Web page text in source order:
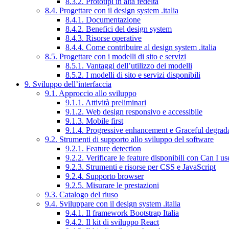
8.4. Progettare con il design system .italia
8.4.1. Documentazione
8.4.2. Benefici del design system
8.4.3. Risorse operative
8.4.4. Come contribuire al design system .italia
8.5. Progettare con i modelli di sito e servizi
8.5.1. Vantaggi dell’utilizzo dei modelli
8.5.2. I modelli di sito e servizi disponibili
9. Sviluppo dell’interfaccia
9.1. Approccio allo sviluppo
9.1.1. Attività preliminari
9.1.2. Web design responsivo e accessibile
9.1.3. Mobile first
9.1.4. Progressive enhancement e Graceful
9.2. Strumenti di supporto allo sviluppo del software
9.2.1. Feature detection
9.2.2. Verificare le feature disponibili con Can I
9.2.3. Strumenti e risorse per CSS e JavaScript
9.2.4. Supporto browser
9.2.5. Misurare le prestazioni
9.3. Catalogo del riuso
9.4. Sviluppare con il design system .italia
9.4.1. Il framework Bootstrap Italia
9.4.2. Il kit di sviluppo React